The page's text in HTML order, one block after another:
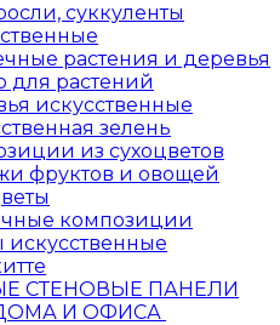
суккуленты
растения и деревья
для растений
искусственные
зелень
из сухоцветов
фруктов и овощей
композиции
искусственные
СТЕНОВЫЕ ПАНЕЛИ
И ОФИСА